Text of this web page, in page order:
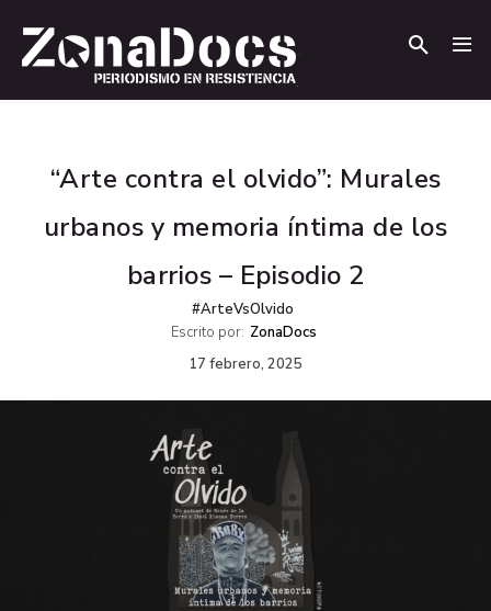
“Arte contra el olvido”: Murales
urbanos y memoria íntima de los
barrios – Episodio 2
#ArteVsOlvido
Escrito por: ZonaDocs
17 febrero, 2025